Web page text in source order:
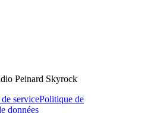
Peinard Skyrock
servicePolitique de
données